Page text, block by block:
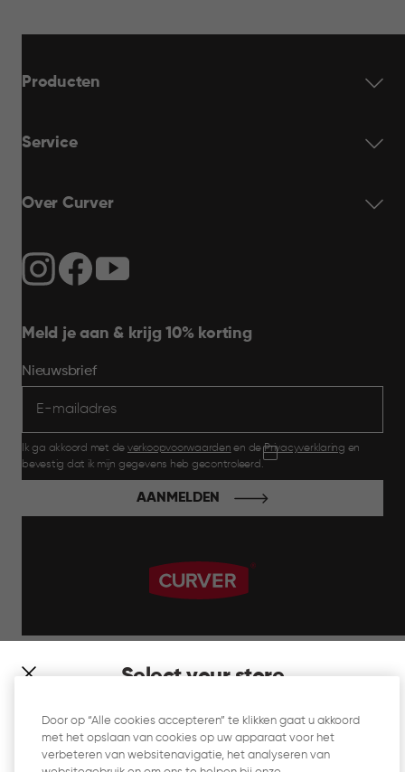
Select your store
which store would you like to shop?
Producten
Service
Over Curver
Meld je aan & krijg 10% korting
Nieuwsbrief
Ik ga akkoord met de verkoopvoorwaarden en dePrivacyverklaring en
bevestig dat ik mijn gegevens heb gecontroleerd.
AANMELDEN
Website Gebruiksvoorwaarden
Door op “Alle cookies accepteren” te klikken gaat u akkoord
met het opslaan van cookies op uw apparaat voor het
verbeteren van websitenavigatie, het analyseren van